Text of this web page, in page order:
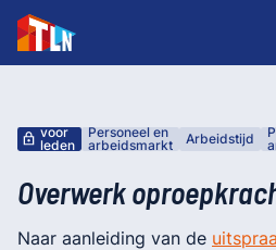
voor
leden
Personeel en
arbeidsmarkt
Arbeidstijd
Overwerk
Naar aanleiding van de